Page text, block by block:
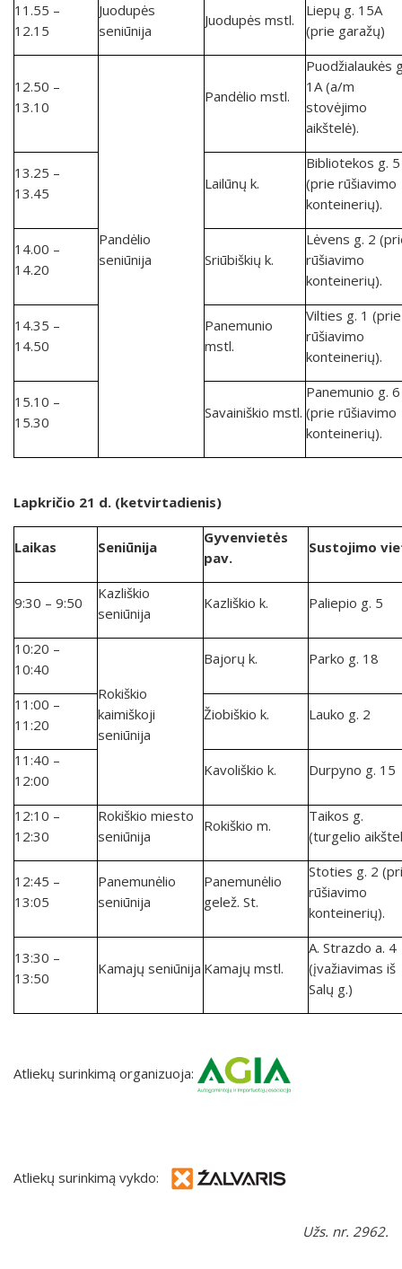
11.55 –
12.15
Juodupės
seniūnija
Juodupės mstl.
Liepų g. 15A
(prie garažų)
12.50 –
13.10
Pandėlio
seniūnija
Pandėlio mstl.
Puodžialaukės
1A (a/m
stovėjimo
aikštelė).
13.25 –
13.45
Lailūnų k.
Bibliotekos g. 5
(prie rūšiavimo
konteinerių).
14.00 –
14.20
Sriūbiškių k.
Lėvens g. 2
rūšiavimo
konteinerių).
14.35 –
14.50
Panemunio
mstl.
Vilties g. 1 (prie
rūšiavimo
konteinerių).
15.10 –
15.30
Savainiškio mstl.
Panemunio g. 6
(prie rūšiavimo
konteinerių).
Lapkričio 21 d. (ketvirtadienis)
Laikas Seniūnija
Gyvenvietės
pav.
Sustojimo
9:30 – 9:50
Kazliškio
seniūnija
Kazliškio k. Paliepio g. 5
10:20 –
10:40
Rokiškio
kaimiškoji
seniūnija
Bajorų k. Parko g. 18
11:00 –
11:20
Žiobiškio k. Lauko g. 2
11:40 –
12:00
Kavoliškio k. Durpyno g. 15
12:10 –
12:30
Rokiškio miesto
seniūnija
Rokiškio m.
Taikos g.
(turgelio
12:45 –
13:05
Panemunėlio
seniūnija
Panemunėlio
gelež. St.
Stoties g. 2
rūšiavimo
konteinerių).
13:30 –
13:50
Kamajų seniūnija Kamajų mstl.
A. Strazdo a. 4
(įvažiavimas iš
Salų g.)
Atliekų surinkimą organizuoja:
Atliekų surinkimą vykdo:
Užs. nr. 2962.